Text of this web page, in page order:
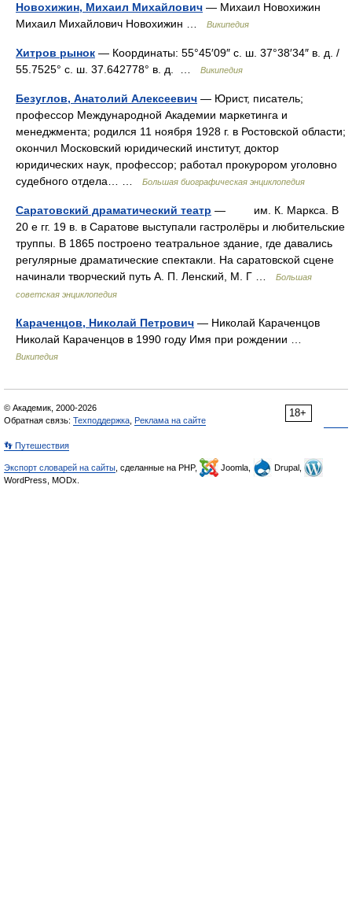
Новохижин, Михаил Михайлович — Михаил Новохижин
Михаил Михайлович Новохижин …
Википедия
Хитров рынок — Координаты: 55°45′09″ с. ш. 37°38′34″ в. д. /
55.7525° с. ш. 37.642778° в. д. …
Википедия
Безуглов, Анатолий Алексеевич — Юрист, писатель;
профессор Международной Академии маркетинга и
менеджмента; родился 11 ноября 1928 г. в Ростовской области;
окончил Московский юридический институт, доктор
юридических наук, профессор; работал прокурором уголовно
судебного отдела… …
Большая биографическая энциклопедия
Саратовский драматический театр — им. К. Маркса. В
20 е гг. 19 в. в Саратове выступали гастролёры и любительские
труппы. В 1865 построено театральное здание, где давались
регулярные драматические спектакли. На саратовской сцене
начинали творческий путь А. П. Ленский, М. Г …
Большая
советская энциклопедия
Караченцов, Николай Петрович — Николай Караченцов
Николай Караченцов в 1990 году Имя при рождении …
Википедия
18+
© Академик, 2000-2026
Обратная связь: Техподдержка Реклама на сайте
👣 Путешествия
Экспорт словарей на сайты , сделанные на PHP, Joomla,
Drupal,
WordPress, MODx.